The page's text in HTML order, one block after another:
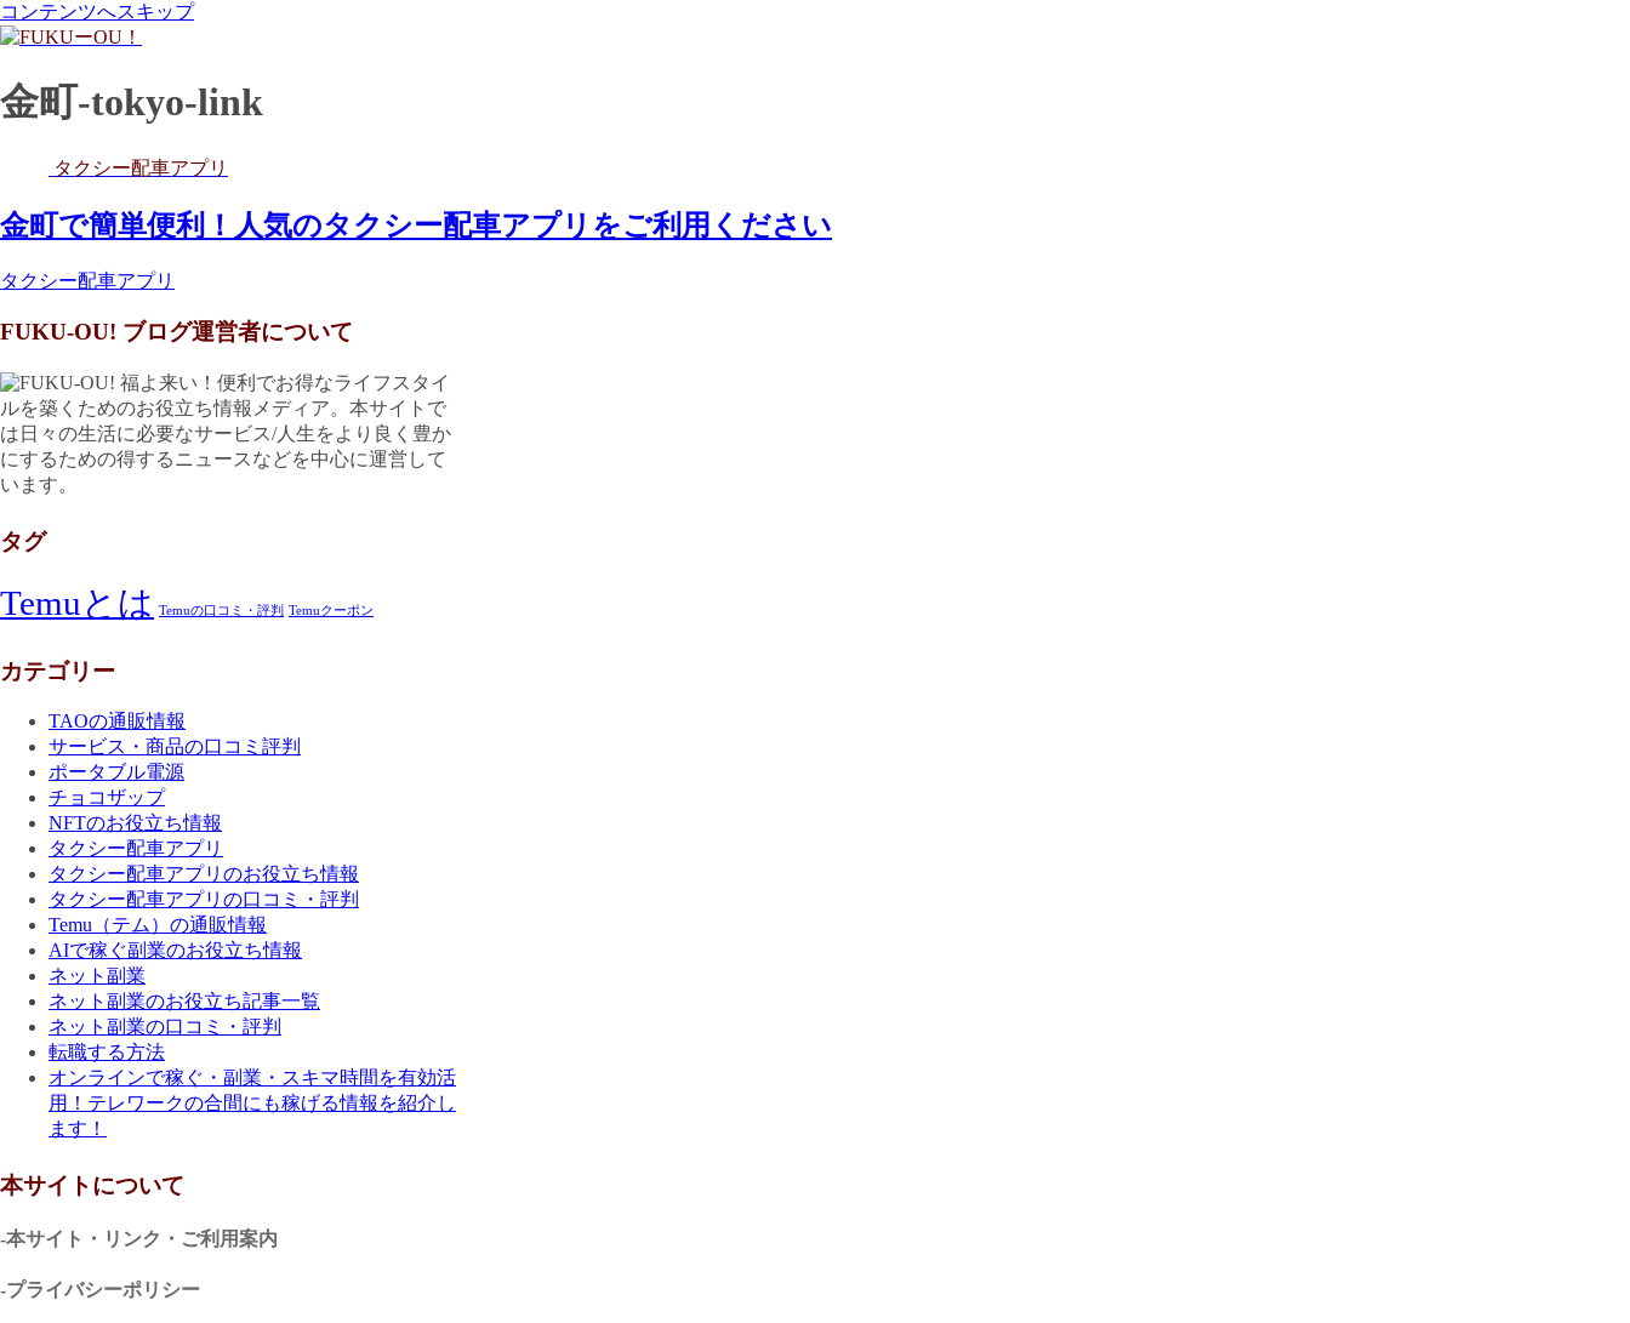
コンテンツへスキップ
金町-tokyo-link
タクシー配車アプリ
金町で簡単便利！人気のタクシー配車アプリをご利用ください
タクシー配車アプリ
FUKU-OU! ブログ運営者について
福よ来い！便利でお得なライフスタイ
ルを築くためのお役立ち情報メディア。本サイトで
は日々の生活に必要なサービス/人生をより良く豊か
にするための得するニュースなどを中心に運営して
います。
タグ
Temuとは Temuの口コミ・評判 Temuクーポン
カテゴリー
TAOの通販情報
サービス・商品の口コミ評判
ポータブル電源
チョコザップ
NFTのお役立ち情報
タクシー配車アプリ
タクシー配車アプリのお役立ち情報
タクシー配車アプリの口コミ・評判
Temu（テム）の通販情報
AIで稼ぐ副業のお役立ち情報
ネット副業
ネット副業のお役立ち記事一覧
ネット副業の口コミ・評判
転職する方法
オンラインで稼ぐ・副業・スキマ時間を有効活
用！テレワークの合間にも稼げる情報を紹介し
ます！
本サイトについて
-本サイト・リンク・ご利用案内
-プライバシーポリシー